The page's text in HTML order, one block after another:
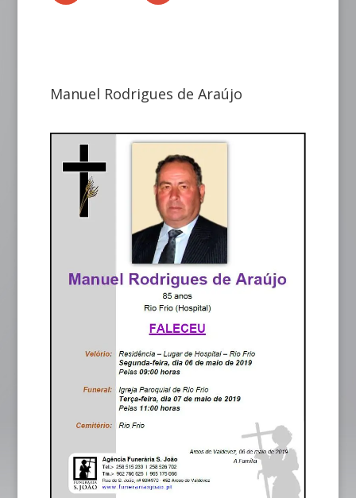
Manuel Rodrigues de Araújo